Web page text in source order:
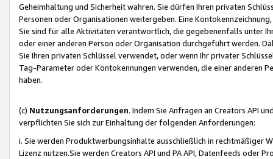
Geheimhaltung und Sicherheit wahren. Sie dürfen Ihren privaten
Personen oder Organisationen weitergeben. Eine
Sie sind für alle Aktivitäten verantwortlich, die gegebenenfalls unter
oder einer anderen Person oder Organisation durchgeführt werden.
Sie Ihren privaten Schlüssel verwendet, oder wenn Ihr privater
Tag-Parameter oder Kontokennungen verwenden, die einer anderen
haben.
(c) Nutzungsanforderungen. Indem Sie Anfragen an Creators API
verpflichten Sie sich zur Einhaltung der folgenden Anforderungen:
i. Sie werden Produktwerbungsinhalte ausschließlich in rechtmäßiger
Lizenz nutzen.Sie werden Creators API und PA API, Datenfeeds oder